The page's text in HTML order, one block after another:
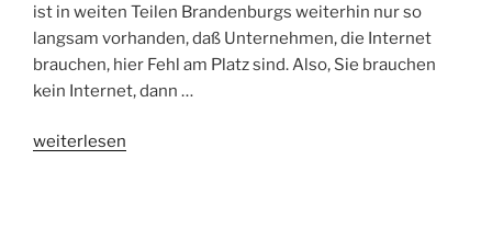
ist in weiten Teilen Brandenburgs weiterhin nur so
langsam vorhanden, daß Unternehmen, die Internet
brauchen, hier Fehl am Platz sind. Also, Sie brauchen
kein Internet, dann …
„Internet
weiterlesen